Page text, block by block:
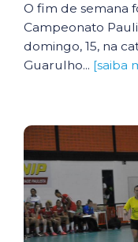
O fim de semana
Campeonato
domingo, 15, na
Guarulho... [saiba